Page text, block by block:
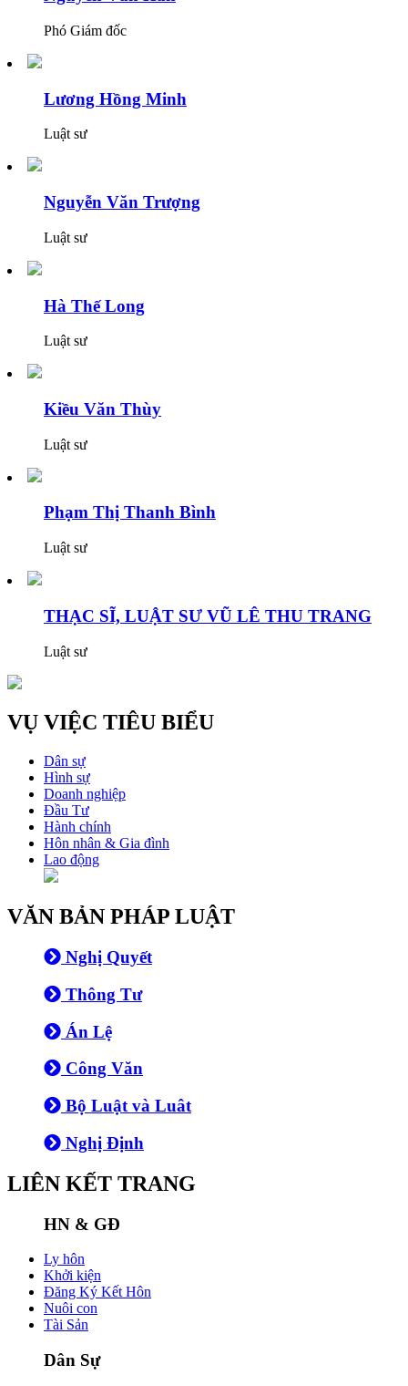
Phó Giám đốc
Lương Hồng Minh
Luật sư
Nguyễn Văn Trượng
Luật sư
Hà Thế Long
Luật sư
Kiều Văn Thùy
Luật sư
Phạm Thị Thanh Bình
Luật sư
THẠC SĨ, LUẬT SƯ VŨ LÊ THU TRANG
Luật sư
VỤ VIỆC TIÊU BIỂU
Dân sự
Hình sự
Doanh nghiệp
Đầu Tư
Hành chính
Hôn nhân & Gia đình
Lao động
VĂN BẢN PHÁP LUẬT
Nghị Quyết
Thông Tư
Án Lệ
Công Văn
Bộ Luật và Luât
Nghị Định
LIÊN KẾT TRANG
HN & GĐ
Ly hôn
Khởi kiện
Đăng Ký Kết Hôn
Nuôi con
Tài Sản
Dân Sự